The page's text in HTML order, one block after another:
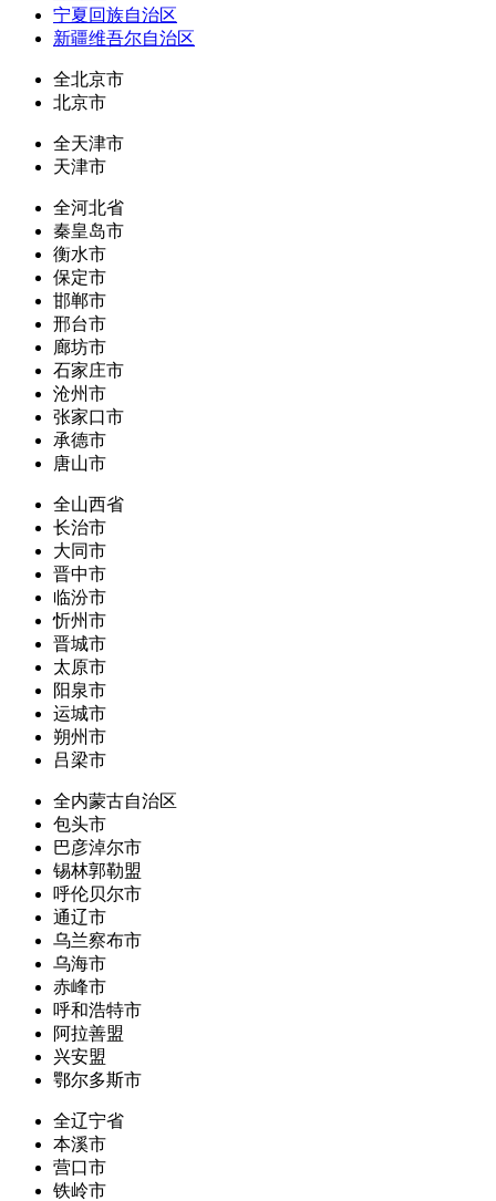
宁夏回族自治区
新疆维吾尔自治区
全北京市
北京市
全天津市
天津市
全河北省
秦皇岛市
衡水市
保定市
邯郸市
邢台市
廊坊市
石家庄市
沧州市
张家口市
承德市
唐山市
全山西省
长治市
大同市
晋中市
临汾市
忻州市
晋城市
太原市
阳泉市
运城市
朔州市
吕梁市
全内蒙古自治区
包头市
巴彦淖尔市
锡林郭勒盟
呼伦贝尔市
通辽市
乌兰察布市
乌海市
赤峰市
呼和浩特市
阿拉善盟
兴安盟
鄂尔多斯市
全辽宁省
本溪市
营口市
铁岭市